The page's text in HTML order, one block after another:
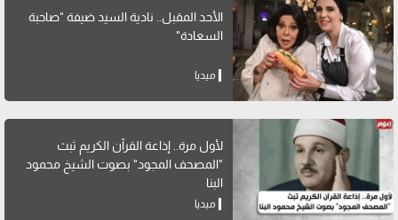
الأحد المقبل.. نادية السيد ضيفة "صاحبة
السعادة"
ميديا
لأول مرة.. إذاعة القرآن الكريم ثبث
"المصحف المجود" بصوت الشيخ محمود
البنا
ميديا